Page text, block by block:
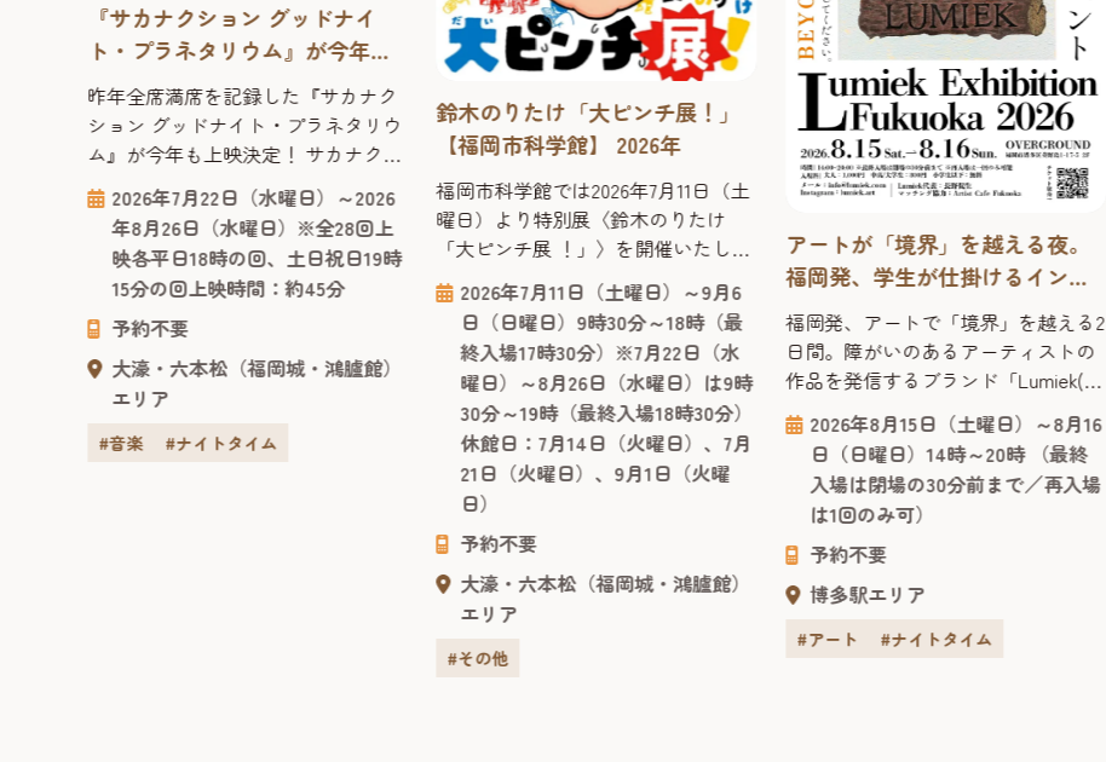
『サカナクション グッドナイ
ト・プラネタリウム』が今年も
上映決定！【福岡市科学館 ドー
ムシアター】2026年
昨年全席満席を記録した『サカナク
ション グッドナイト・プラネタリウ
ム』が今年も上映決定！ サカナク
ションの音楽、星空、そしてドーム
映像が高次元でシンクロする『サカ
ナクション グッドナイト・プラネタ
リウム』の上映が今年も決定しまし
た。昨年の夏季上映のチケットは全
上映完売を記録。公開から10年以上
の年月を経ても色褪せる事なく、多
くの人々に愛されるプラネタリウム
作品です。 福岡市科学館ドームシ
ア...
2026年7月22日（水曜日）～2026
年8月26日（水曜日）※全28回上
映各平日18時の回、土日祝日19時
15分の回上映時間：約45分
予約不要
大濠・六本松（福岡城・鴻臚館）
エリア
#音楽 #ナイトタイム
鈴木のりたけ「大ピンチ展！」
【福岡市科学館】 2026年
福岡市科学館では2026年7月11日（土
曜日）より特別展〈鈴木のりたけ
「大ピンチ展 ！」〉を開催いたしま
す。 「ああしまった ！」。人は
日々、さまざまなピンチに遭遇しま
す。絵本作家の鈴木のりたけが息子
の大ピンチからヒントを得て作った
絵本シリーズ『大ピンチずかん』
（小学館）は、多くの共感を呼び大
ベストセラーとなりました。2025年4
月には最新刊『大ピンチずかん3』が
出版され、勢いが止まりません...
2026年7月11日（土曜日）～9月6
日（日曜日）9時30分～18時（最
終入場17時30分）※7月22日（水
曜日）～8月26日（水曜日）は9時
30分～19時（最終入場18時30分）
休館日：7月14日（火曜日）、7月
21日（火曜日）、9月1日（火曜
日）
予約不要
大濠・六本松（福岡城・鴻臚館）
エリア
#その他
アートが「境界」を越える夜。
福岡発、学生が仕掛けるインク
ルーシブなアート体験「Lumiek
Exhibition Fukuoka 2026」
福岡発、アートで「境界」を越える2
日間。障がいのあるアーティストの
作品を発信するブランド「Lumiek(ル
ミーク)」が贈る体験型アートイベン
ト「Lumiek Exhibition Fukuoka 2026」
が、博多区のアートスペース
「OVERGROUND」で開催。仕掛け
人は福岡出身の現役大学生です。
アートは障害の有無や年齢、国籍な
どの境界を超えて心に届く共通言語
です。展示を眺めるだけでなく...
2026年8月15日（土曜日）～8月16
日（日曜日）14時～20時 （最終
入場は閉場の30分前まで／再入場
は1回のみ可）
予約不要
博多駅エリア
#アート #ナイトタイム